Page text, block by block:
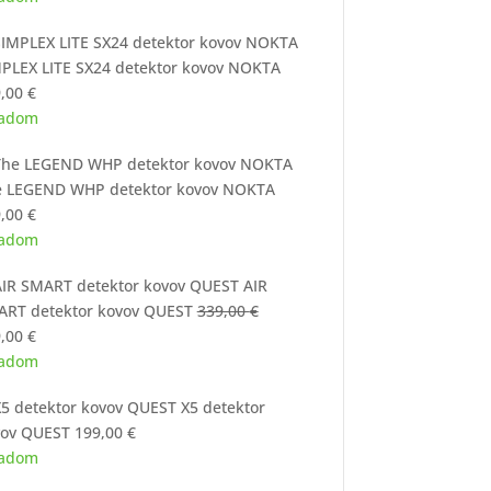
LITE SX24 detektor kovov NOKTA
€
LEGEND WHP detektor kovov NOKTA
€
AIR
detektor kovov QUEST 339,00€
€.
€Aktuálna
cena
299,00 €.
X5 detektor
QUEST 199,00 €